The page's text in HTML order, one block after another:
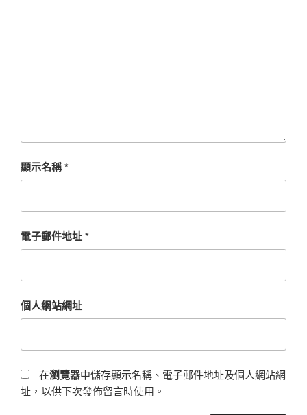
顯示名稱*
電子郵件地址*
個人網站網址
在瀏覽器中儲存顯示名稱、電子郵件地址及個人網站網
址，以供下次發佈留言時使用。